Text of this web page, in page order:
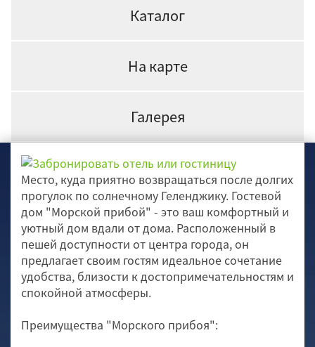
Каталог
На карте
Галерея
Место, куда приятно возвращаться после долгих
прогулок по солнечному Геленджику. Гостевой
дом "Морской прибой" - это ваш комфортный и
уютный дом вдали от дома. Расположенный в
пешей доступности от центра города, он
предлагает своим гостям идеальное сочетание
удобства, близости к достопримечательностям и
спокойной атмосферы.
Преимущества "Морского прибоя":